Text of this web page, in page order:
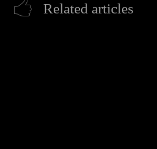
Related articles